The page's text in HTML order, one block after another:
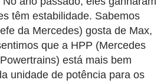
têm estabilidade. Sabemos
da Mercedes) gosta de Max,
que a HPP (Mercedes
está mais bem
unidade de potência para os